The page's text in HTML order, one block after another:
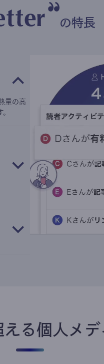
の特長
量の高
る個人メデ